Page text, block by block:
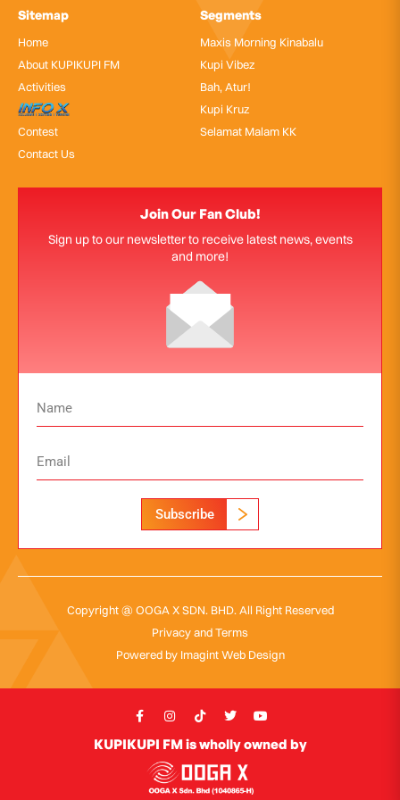
Sitemap
Home
About KUPIKUPI FM
Activities
InfoX
Contest
Contact Us
Segments
Maxis Morning Kinabalu
Kupi Vibez
Bah, Atur!
Kupi Kruz
Selamat Malam KK
Join Our Fan Club!
Sign up to our newsletter to receive latest news, events
and more!
Subscribe
Copyright @ OOGA X SDN. BHD. All Right Reserved
Privacy and Terms
Powered by Imagint Web Design
KUPIKUPI FM is wholly owned by